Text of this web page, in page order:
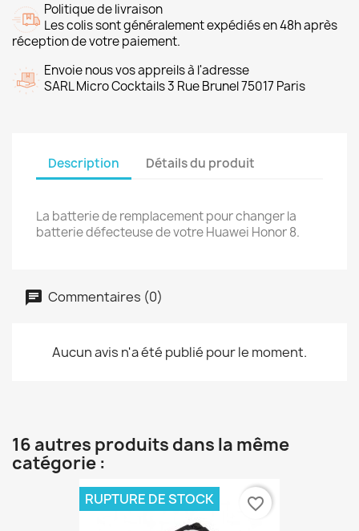
Politique de livraison
Les colis sont généralement expédiés en 48h après
réception de votre paiement.
Envoie nous vos appreils à l'adresse
SARL Micro Cocktails 3 Rue Brunel 75017 Paris
Description Détails du produit
La batterie de remplacement pour changer la
batterie défecteuse de votre Huawei Honor 8.
Commentaires (0)
Aucun avis n'a été publié pour le moment.
16 autres produits dans la même
catégorie :
RUPTURE DE STOCK favorite_border